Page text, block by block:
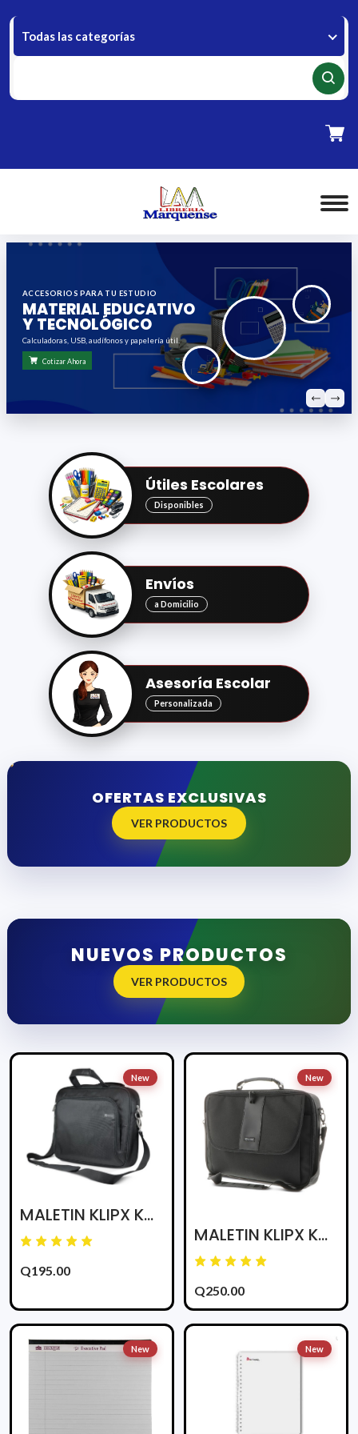
Todas las categorías
TODO
VARIEDAD
Y
CALIDAD
Artículos
de oficina en
un solo lugar.
Útiles Escolares
Disponibles
Envíos
a Domicilio
Asesoría Escolar
Personalizada
OFERTAS EXCLUSIVAS
VER PRODUCTOS
NUEVOS PRODUCTOS
VER PRODUCTOS
New
MALETIN KLIPX KNC-025 CLASSIC ESSENTIAL 15.6plg NEGRO
Q195.00
New
MALETIN KLIPX KNC-040 CLASSIC LITE 15.4plg NEGRO
Q250.00
New New